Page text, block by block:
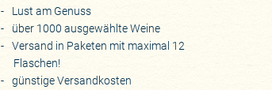
Lust am Genuss
über 1000 ausgewählte Weine
Versand in Paketen mit maximal 12
Flaschen!
günstige Versandkosten